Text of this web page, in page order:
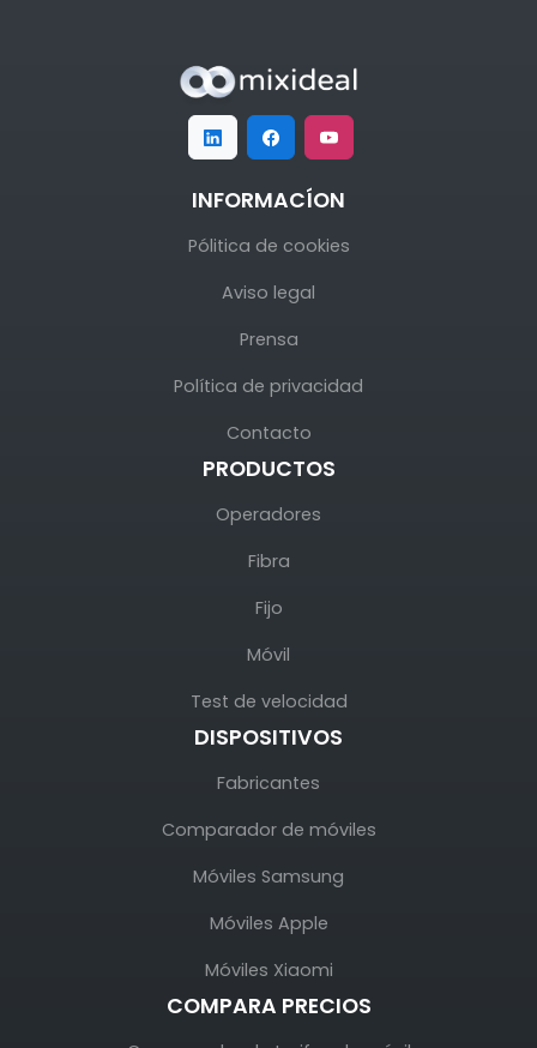
INFORMACÍON
Pólitica de cookies
Aviso legal
Prensa
Política de privacidad
Contacto
PRODUCTOS
Operadores
Fibra
Fijo
Móvil
Test de velocidad
DISPOSITIVOS
Fabricantes
Comparador de móviles
Móviles Samsung
Móviles Apple
Móviles Xiaomi
COMPARA PRECIOS